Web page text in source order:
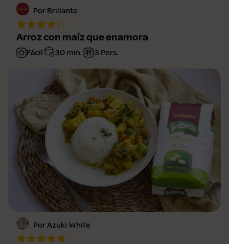
Por Brillante
Arroz con maíz que enamora
Fácil 30 min. 3 Pers.
Por Azuki White